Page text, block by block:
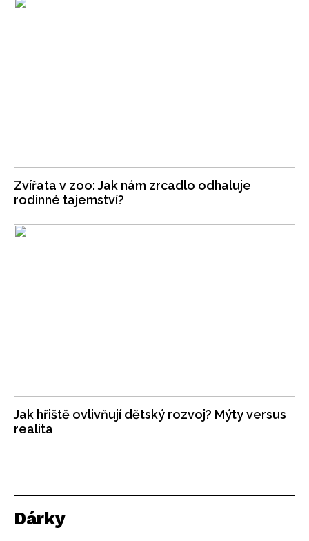
Zvířata v zoo: Jak nám zrcadlo odhaluje
rodinné tajemství?
Jak hřiště ovlivňují dětský rozvoj? Mýty versus
realita
Dárky